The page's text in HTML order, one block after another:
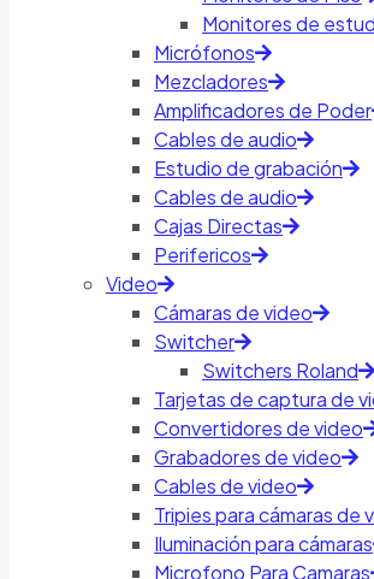
Monitores de
Micrófonos
Mezcladores
Amplificadores de Poder
Cables de audio
Estudio de grabación
Cables de audio
Cajas Directas
Perifericos
Video
Cámaras de video
Switcher
Switchers Roland
Tarjetas de captura de
Convertidores de video
Grabadores de video
Cables de video
Tripies para cámaras de
Iluminación para cámaras
Microfono Para Camaras